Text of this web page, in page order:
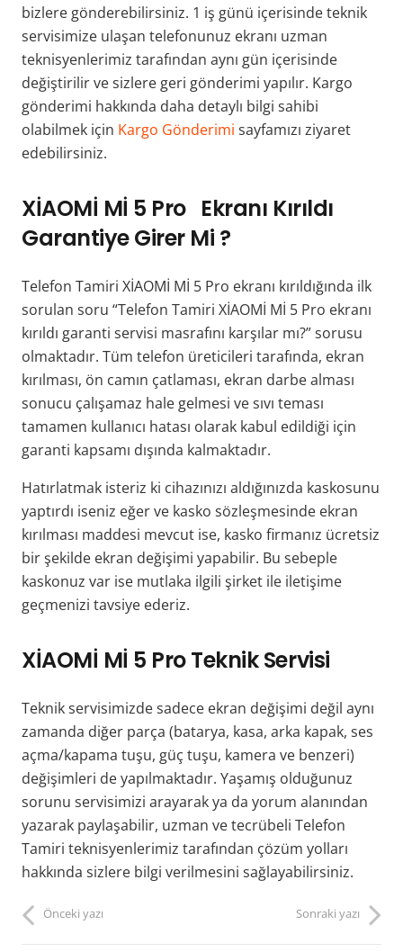
bizlere gönderebilirsiniz. 1 iş günü içerisinde teknik
servisimize ulaşan telefonunuz ekranı uzman
teknisyenlerimiz tarafından aynı gün içerisinde
değiştirilir ve sizlere geri gönderimi yapılır. Kargo
gönderimi hakkında daha detaylı bilgi sahibi
olabilmek için Kargo Gönderimi sayfamızı ziyaret
edebilirsiniz.
XİAOMİ Mİ 5 Pro Ekranı Kırıldı
Garantiye Girer Mi ?
Telefon Tamiri XİAOMİ Mİ 5 Pro ekranı kırıldığında ilk
sorulan soru “Telefon Tamiri XİAOMİ Mİ 5 Pro ekranı
kırıldı garanti servisi masrafını karşılar mı?” sorusu
olmaktadır. Tüm telefon üreticileri tarafında, ekran
kırılması, ön camın çatlaması, ekran darbe alması
sonucu çalışamaz hale gelmesi ve sıvı teması
tamamen kullanıcı hatası olarak kabul edildiği için
garanti kapsamı dışında kalmaktadır.
Hatırlatmak isteriz ki cihazınızı aldığınızda kaskosunu
yaptırdı iseniz eğer ve kasko sözleşmesinde ekran
kırılması maddesi mevcut ise, kasko firmanız ücretsiz
bir şekilde ekran değişimi yapabilir. Bu sebeple
kaskonuz var ise mutlaka ilgili şirket ile iletişime
geçmenizi tavsiye ederiz.
XİAOMİ Mİ 5 Pro Teknik Servisi
Teknik servisimizde sadece ekran değişimi değil aynı
zamanda diğer parça (batarya, kasa, arka kapak, ses
açma/kapama tuşu, güç tuşu, kamera ve benzeri)
değişimleri de yapılmaktadır. Yaşamış olduğunuz
sorunu servisimizi arayarak ya da yorum alanından
yazarak paylaşabilir, uzman ve tecrübeli Telefon
Tamiri teknisyenlerimiz tarafından çözüm yolları
hakkında sizlere bilgi verilmesini sağlayabilirsiniz.
Önceki yazı Sonraki yazı